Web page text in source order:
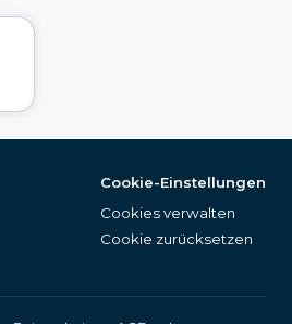
Cookie-Einstellungen
Cookies verwalten
Cookie zurücksetzen